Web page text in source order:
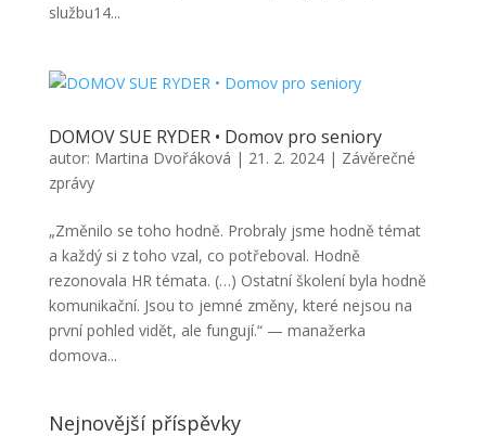
službu14...
DOMOV SUE RYDER • Domov pro seniory
autor: Martina Dvořáková | 21. 2. 2024| Závěrečné
zprávy
„Změnilo se toho hodně. Probraly jsme hodně témat
a každý si z toho vzal, co potřeboval. Hodně
rezonovala HR témata. (…) Ostatní školení byla hodně
komunikační. Jsou to jemné změny, které nejsou na
první pohled vidět, ale fungují.“ — manažerka
domova...
Nejnovější příspěvky